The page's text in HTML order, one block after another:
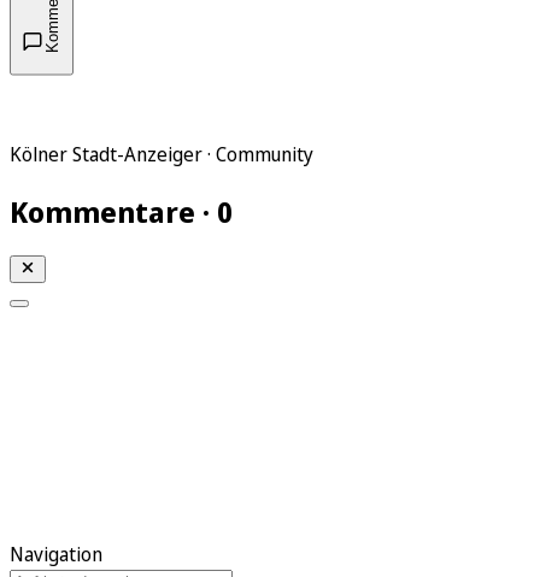
Kölner Stadt-Anzeiger · Community
Kommentare · 0
Navigation